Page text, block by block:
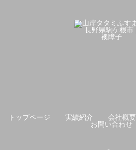
トップページ 実績紹介 会社概要
お問い合わせ